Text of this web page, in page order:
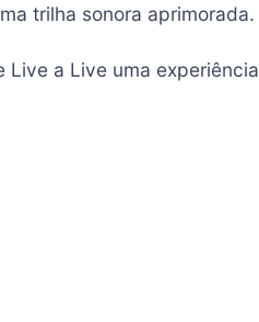
trilha sonora aprimorada.
a Live uma experiência